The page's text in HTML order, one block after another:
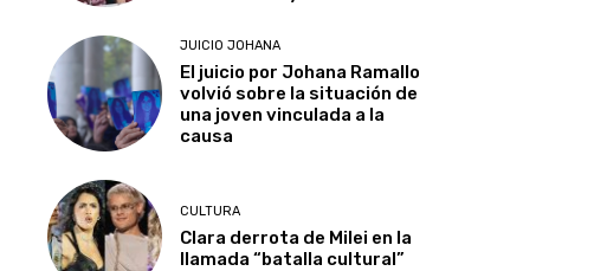
JUICIO JOHANA
El juicio por Johana Ramallo
volvió sobre la situación de
una joven vinculada a la
causa
CULTURA
Clara derrota de Milei en la
llamada “batalla cultural”